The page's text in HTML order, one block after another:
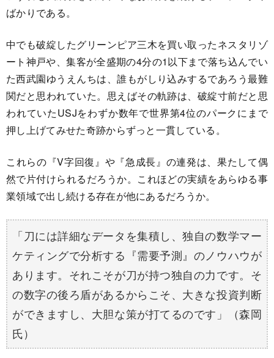
ばかりである。
中でも破綻したグリーンピア三木を買い取ったネスタリゾ
ート神戸や、集客が全盛期の4分の1以下まで落ち込んでい
た西武園ゆうえんちは、誰もがしり込みするであろう最難
関だと思われていた。思えばその軌跡は、破綻寸前だと思
われていたUSJをわずか数年で世界第4位のパークにまで
押し上げてみせた奇跡からずっと一貫している。
これらの『V字回復』や『急成長』の連発は、果たして偶
然で片付けられるだろうか。これほどの実績をあらゆる事
業領域で出し続ける存在が他にあるだろうか。
「刀には詳細なデータを集積し、独自の数学マー
ケティングで分析する『需要予測』のノウハウが
あります。それこそが刀が持つ独自の力です。そ
の数字の後ろ盾があるからこそ、大きな投資判断
ができますし、大胆な策が打てるのです」（森岡
氏）